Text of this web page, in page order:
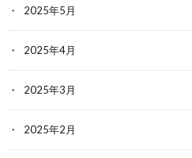
2025年5月
2025年4月
2025年3月
2025年2月